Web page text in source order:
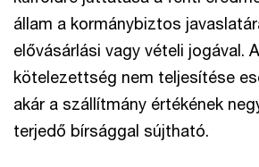
állam a kormánybiztos
elővásárlási vagy vételi jogával.
kötelezettség nem teljesítése
akár a szállítmány értékének
terjedő bírsággal sújtható.